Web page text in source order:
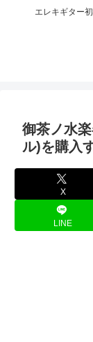
エレキギター
御茶ノ水
ル)を購入
X
LINE